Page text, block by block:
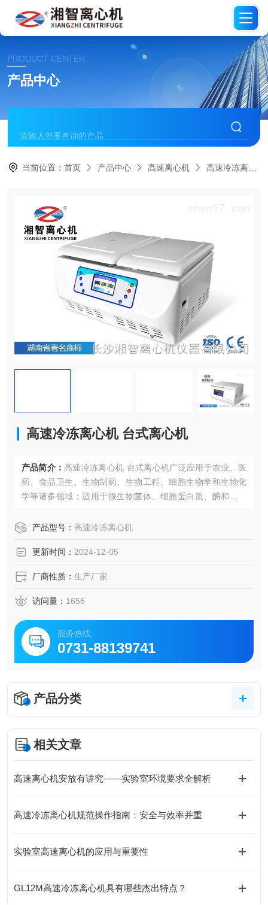
PRODUCT CENTER
产品中心
当前位置：首页 产品中心 高速离心机 高速冷冻离心机
高速冷冻离心机 台式离心机
产品简介： 高速冷冻离心机 台式离心机广泛应用于农业、医
药、食品卫生、生物制药、生物工程、细胞生物学和生物化
学等诸多领域；适用于微生物菌体、细胞蛋白质、酶和免疫
① 整机微机控制，触摸面板，数字显示.免维护变频无刷电机
升降速率可任意选择。
产品型号： 高速冷冻离心机
更新时间： 2024-12-05
厂商性质： 生产厂家
访问量： 1656
服务热线
0731-88139741
产品分类
相关文章
高速离心机安放有讲究——实验室环境要求全解析
高速冷冻离心机规范操作指南：安全与效率并重
实验室高速离心机的应用与重要性
GL12M高速冷冻离心机具有哪些杰出特点？